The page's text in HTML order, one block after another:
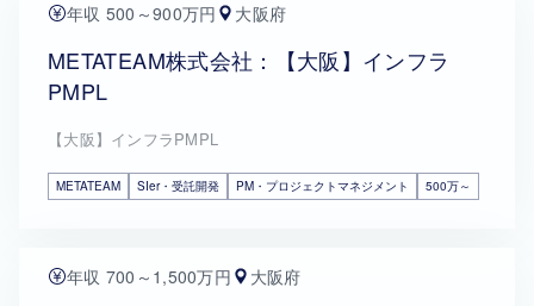
年収 500～900万円 大阪府
METATEAM株式会社：【大阪】インフラ
PMPL
【大阪】インフラPMPL
METATEAM SIer・受託開発 PM・プロジェクトマネジメント 500万～
年収 700～1,500万円 大阪府